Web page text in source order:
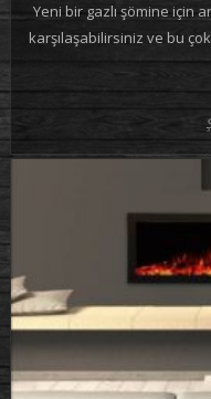
Yeni bir gazlı şömine için
karşılaşabilirsiniz ve bu